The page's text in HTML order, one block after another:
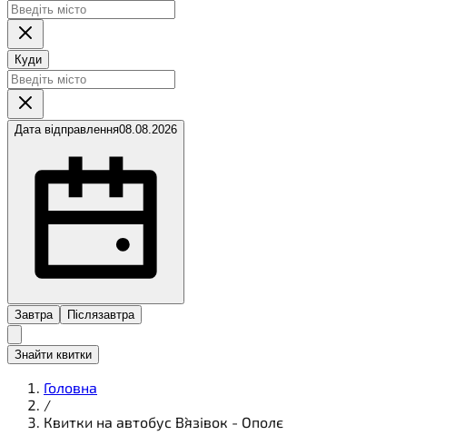
Куди
Дата відправлення08.08.2026
Завтра Післязавтра
Знайти квитки
Головна
/
Квитки на автобус В`язівок - Ополє